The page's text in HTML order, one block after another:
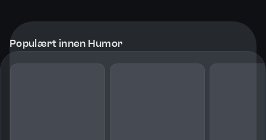
Populært innen Humor